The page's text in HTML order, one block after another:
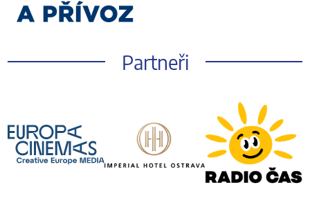
Partneři